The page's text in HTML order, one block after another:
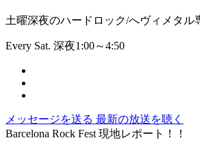
土曜深夜のハードロック/へヴィメタル
Every Sat. 深夜1:00～4:50
メッセージを送る 最新の放送を聴く
Barcelona Rock Fest 現地レポート！！